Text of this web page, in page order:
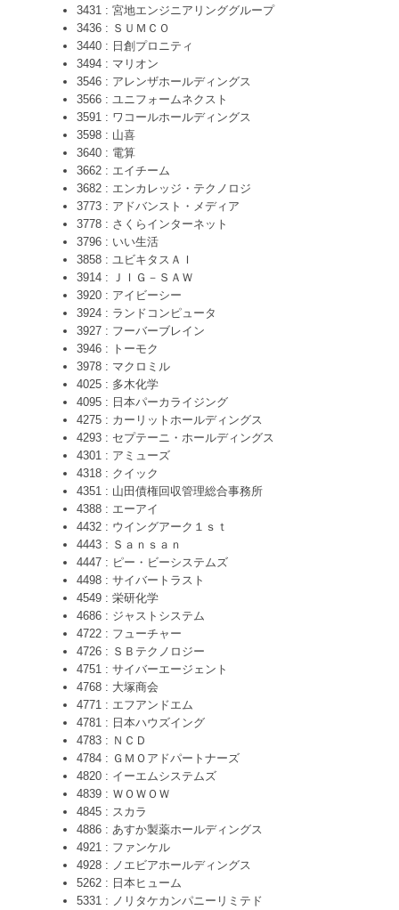
3431 : 宮地エンジニアリンググループ
3436 : ＳＵＭＣＯ
3440 : 日創プロニティ
3494 : マリオン
3546 : アレンザホールディングス
3566 : ユニフォームネクスト
3591 : ワコールホールディングス
3598 : 山喜
3640 : 電算
3662 : エイチーム
3682 : エンカレッジ・テクノロジ
3773 : アドバンスト・メディア
3778 : さくらインターネット
3796 : いい生活
3858 : ユビキタスＡＩ
3914 : ＪＩＧ－ＳＡＷ
3920 : アイビーシー
3924 : ランドコンピュータ
3927 : フーバーブレイン
3946 : トーモク
3978 : マクロミル
4025 : 多木化学
4095 : 日本パーカライジング
4275 : カーリットホールディングス
4293 : セプテーニ・ホールディングス
4301 : アミューズ
4318 : クイック
4351 : 山田債権回収管理総合事務所
4388 : エーアイ
4432 : ウイングアーク１ｓｔ
4443 : Ｓａｎｓａｎ
4447 : ピー・ビーシステムズ
4498 : サイバートラスト
4549 : 栄研化学
4686 : ジャストシステム
4722 : フューチャー
4726 : ＳＢテクノロジー
4751 : サイバーエージェント
4768 : 大塚商会
4771 : エフアンドエム
4781 : 日本ハウズイング
4783 : ＮＣＤ
4784 : ＧＭＯアドパートナーズ
4820 : イーエムシステムズ
4839 : ＷＯＷＯＷ
4845 : スカラ
4886 : あすか製薬ホールディングス
4921 : ファンケル
4928 : ノエビアホールディングス
5262 : 日本ヒューム
5331 : ノリタケカンパニーリミテド